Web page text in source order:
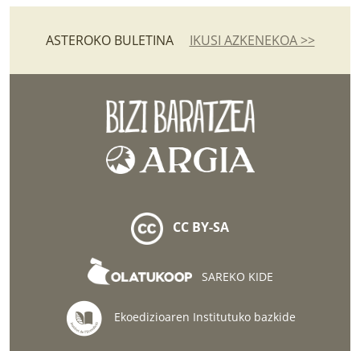
ASTEROKO BULETINA IKUSI AZKENEKOA >>
CC BY-SA
SAREKO KIDE
Ekoedizioaren Institutuko bazkide